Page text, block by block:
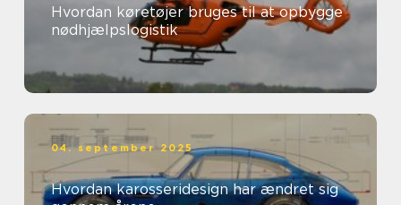
Hvordan køretøjer bruges til at opbygge
nødhjælpslogistik
04. september 2025
Hvordan karosseridesign har ændret sig